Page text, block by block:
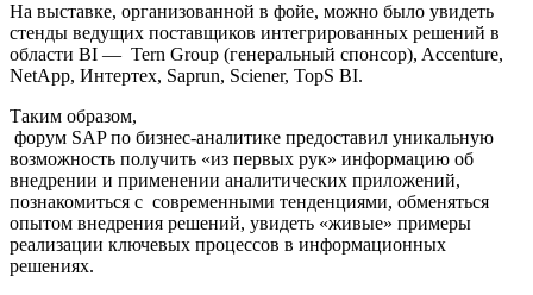
На выставке, организованной в фойе, можно было увидеть
стенды ведущих поставщиков интегрированных решений в
области BI — Tern Group (генеральный спонсор), Accenture,
NetApp, Интертех, Saprun, Sciener, TopS BI.
Таким образом,
форум SAP по бизнес-аналитике предоставил уникальную
возможность получить «из первых рук» информацию об
внедрении и применении аналитических приложений,
познакомиться с современными тенденциями, обменяться
опытом внедрения решений, увидеть «живые» примеры
реализации ключевых процессов в информационных
решениях.